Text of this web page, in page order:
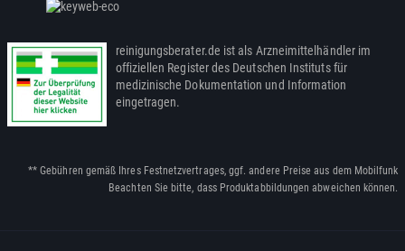
reinigungsberater.de ist als Arzneimittelhändler im
offiziellen Register des Deutschen Instituts für
medizinische Dokumentation und Information
eingetragen.
** Gebühren gemäß Ihres Festnetzvertrages, ggf. andere Preise aus dem Mobilfunk
Beachten Sie bitte, dass Produktabbildungen abweichen können.